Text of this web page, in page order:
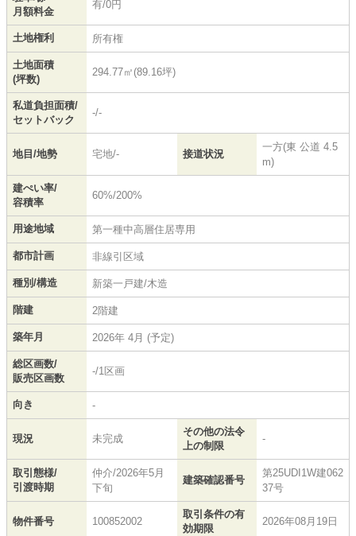
月額料金
有/0円
土地権利 所有権
土地面積
(坪数)
294.77㎡(89.16坪)
私道負担面積/
セットバック
-/-
地目/地勢 宅地/- 接道状況
一方(東 公道 4.5
m)
建ぺい率/
容積率
60%/200%
用途地域 第一種中高層住居専用
都市計画 非線引区域
種別/構造 新築一戸建/木造
階建 2階建
築年月 2026年 4月 (予定)
総区画数/
販売区画数
-/1区画
向き -
現況 未完成
その他の法令
上の制限
-
取引態様/
引渡時期
仲介/2026年5月
下旬
建築確認番号
第25UDI1W建062
37号
物件番号 100852002
取引条件の有
効期限
2026年08月19日